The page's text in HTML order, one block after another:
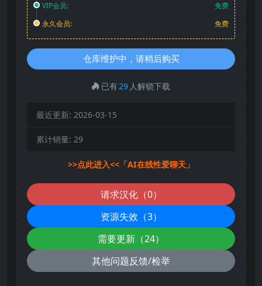
VIP会员:
免费
永久会员:
免费
仓库维护中，请稍后购买
已有29 人解锁下载
最近更新: 2026-03-15
累计销量: 29
>>点此进入<<「AI在线性爱聊天」
请求汉化（0）
资源失效（3）
需要更新（24）
其他问题反馈/检举